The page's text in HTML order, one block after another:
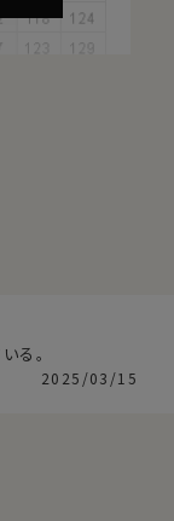
やや薄手
特性上、
2025/03/15
る。